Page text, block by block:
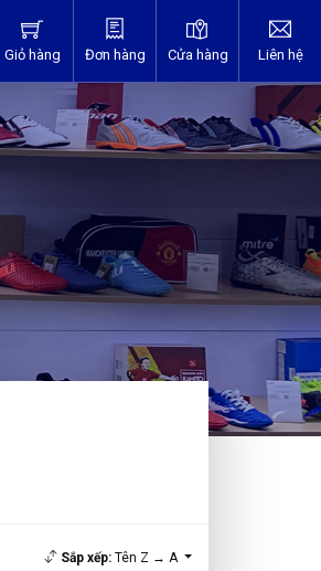
Giỏ hàng Đơn hàng Cửa hàng Liên hệ
Sắp xếp:Tên Z → A